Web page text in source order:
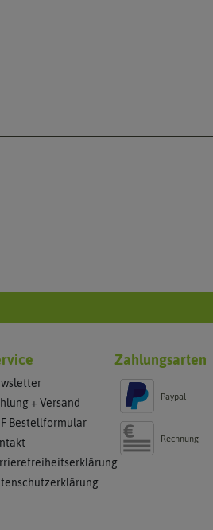
+ Versand
Bestellformular
Zahlungsarten
Paypal
Rechnung